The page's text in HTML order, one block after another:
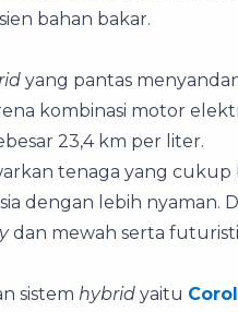
bahan bakar.
yang pantas
kombinasi motor
23,4 km per liter.
tenaga yang cukup
dengan lebih nyaman.
dan mewah serta
sistem hybrid yaitu